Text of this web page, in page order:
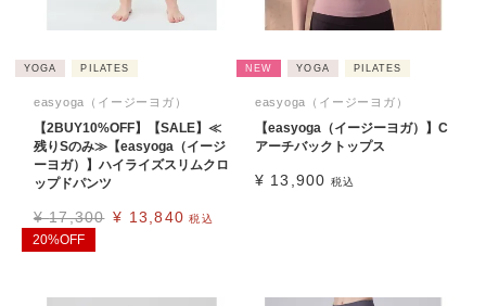
YOGA PILATES
easyoga（イージーヨガ）
【2BUY10%OFF】【SALE】≪
残りSのみ≫【easyoga（イージ
ーヨガ）】ハイライズスリムクロ
ップドパンツ
¥ 17,300 ¥ 13,840 税込
20%OFF
NEW YOGA PILATES
easyoga（イージーヨガ）
【easyoga（イージーヨガ）】C
アーチバックトップス
¥ 13,900 税込